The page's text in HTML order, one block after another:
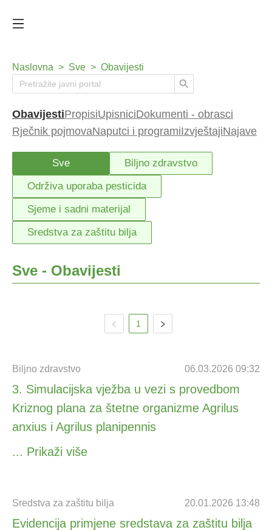
Naslovna > Sve > Obavijesti
ObavijestiPropisiUpisniciDokumenti - obrasci
Rječnik pojmovaNaputci i programiIzvještajiNajave
Sve
Biljno zdravstvo
Održiva uporaba pesticida
Sjeme i sadni materijal
Sredstva za zaštitu bilja
Sve - Obavijesti
1
Biljno zdravstvo 06.03.2026 09:32
3. Simulacijska vježba u vezi s provedbom
Kriznog plana za štetne organizme Agrilus
anxius i Agrilus planipennis
... Prikaži više
Sredstva za zaštitu bilja 20.01.2026 13:48
Evidencija primjene sredstava za zaštitu bilja